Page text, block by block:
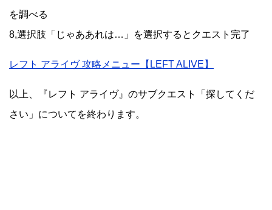
を調べる
8,選択肢「じゃああれは…」を選択するとクエスト完了
レフト アライヴ 攻略メニュー【LEFT ALIVE】
以上、『レフト アライヴ』のサブクエスト「探してくだ
さい」についてを終わります。